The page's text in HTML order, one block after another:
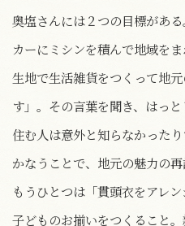
奥塩さんには２つの目標があ
カーにミシンを積んで地域を
生地で生活雑貨をつくって地
す」。その言葉を聞き、はっ
住む人は意外と知らなかった
かなうことで、地元の魅力の再
もうひとつは「貫頭衣をアレ
子どものお揃いをつくること